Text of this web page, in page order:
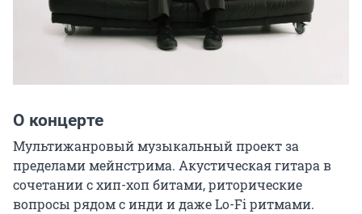
О концерте
Мультижанровый музыкальный проект за
пределами мейнстрима. Акустическая гитара в
сочетании с хип-хоп битами, риторические
вопросы рядом с инди и даже Lo-Fi ритмами.